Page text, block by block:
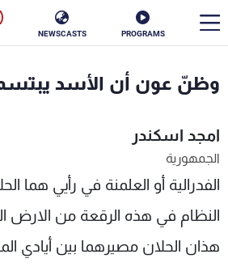
PROGRAMS
NEWSCASTS
وظنّ عون أن الأسد
امجد اسكندر
الجمهورية
الفدرالية أو العلمنة في رأيي هما
النظام في هذه الرقعة من الارض
هذان الحلان مصيرهما بين أيادي
الأخبار
سياسة
إقتصاد فن
منوعات رياضة